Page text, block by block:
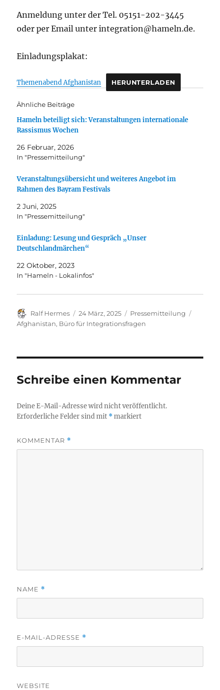
Anmeldung unter der Tel. 05151-202-3445
oder per Email unter integration@hameln.de.
Einladungsplakat:
Themenabend Afghanistan HERUNTERLADEN
Ähnliche Beiträge
Hameln beteiligt sich: Veranstaltungen internationale
Rassismus Wochen
26 Februar, 2026
In "Pressemitteilung"
Veranstaltungsübersicht und weiteres Angebot im
Rahmen des Bayram Festivals
2 Juni, 2025
In "Pressemitteilung"
Einladung: Lesung und Gespräch „Unser
Deutschlandmärchen“
22 Oktober, 2023
In "Hameln - Lokalinfos"
Autor
Ralf Hermes
Veröffentlicht
am
24 März, 2025 Kategorien
Pressemitteilung
Afghanistan, Büro für Integrationsfragen
Schreibe einen Kommentar
Deine E-Mail-Adresse wird nicht veröffentlicht.
Erforderliche Felder sind mit *markiert
KOMMENTAR *
NAME *
E-MAIL-ADRESSE *
WEBSITE